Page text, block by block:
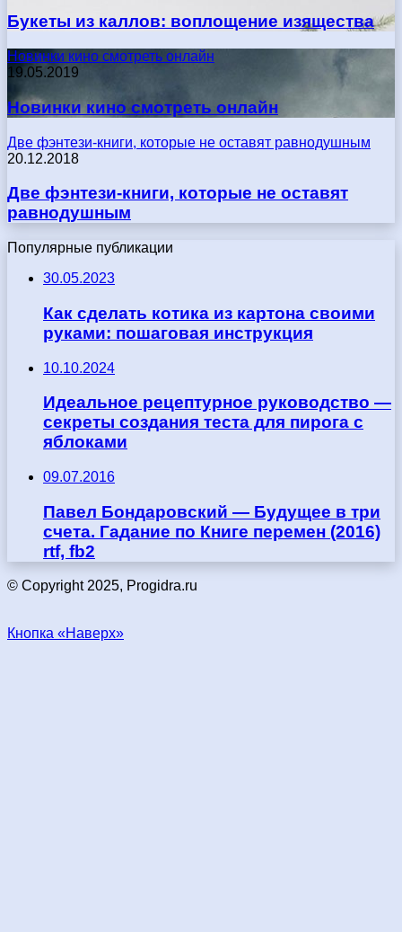
Букеты из каллов: воплощение изящества
Новинки кино смотреть онлайн
19.05.2019
Новинки кино смотреть онлайн
Две фэнтези-книги, которые не оставят равнодушным
20.12.2018
Две фэнтези-книги, которые не оставят
равнодушным
Популярные публикации
30.05.2023
Как сделать котика из картона своими
руками: пошаговая инструкция
10.10.2024
Идеальное рецептурное руководство —
секреты создания теста для пирога с
яблоками
09.07.2016
Павел Бондаровский — Будущее в три
счета. Гадание по Книге перемен (2016)
rtf, fb2
© Copyright 2025, Progidra.ru
Кнопка «Наверх»